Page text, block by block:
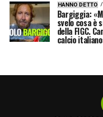
di acquisti offensivi
ambizioni del club
Serie B.
HANNO DETTO
Bargiggia:
svelo cosa è
della FIGC.
calcio